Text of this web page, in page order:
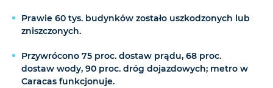
Prawie 60 tys. budynków zostało uszkodzonych lub
zniszczonych.
Przywrócono 75 proc. dostaw prądu, 68 proc.
dostaw wody, 90 proc. dróg dojazdowych; metro w
Caracas funkcjonuje.